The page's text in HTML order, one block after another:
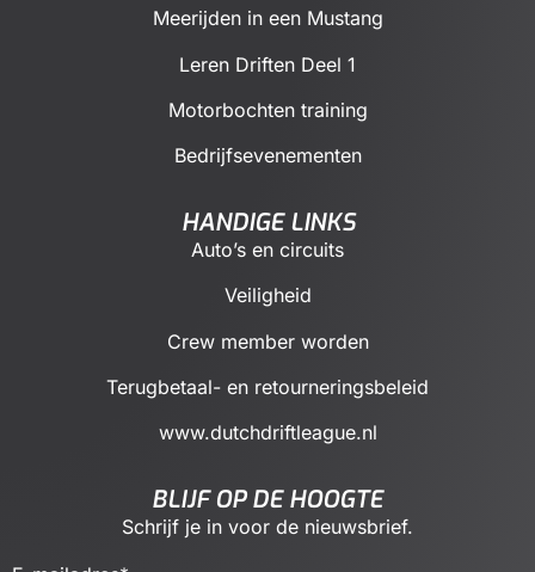
Meerijden in een Mustang
Leren Driften Deel 1
Motorbochten training
Bedrijfsevenementen
HANDIGE LINKS
Auto’s en circuits
Veiligheid
Crew member worden
Terugbetaal- en retourneringsbeleid
www.dutchdriftleague.nl
BLIJF OP DE HOOGTE
Schrijf je in voor de nieuwsbrief.